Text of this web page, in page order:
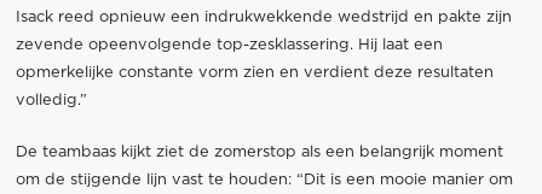
Isack reed opnieuw een indrukwekkende wedstrijd en pakte zijn
zevende opeenvolgende top-zesklassering. Hij laat een
opmerkelijke constante vorm zien en verdient deze resultaten
volledig.”
De teambaas kijkt ziet de zomerstop als een belangrijk moment
om de stijgende lijn vast te houden: “Dit is een mooie manier om